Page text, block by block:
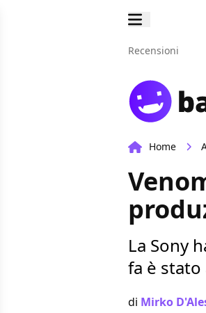
Recensioni
Home
La Sony
fa è
di Mirko